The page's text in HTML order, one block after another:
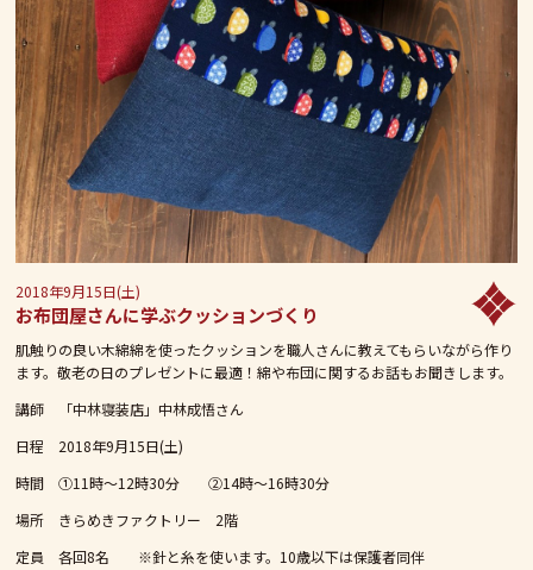
2018年9月15日(土)
お布団屋さんに学ぶクッションづくり
肌触りの良い木綿綿を使ったクッションを職人さんに教えてもらいながら作り
ます。敬老の日のプレゼントに最適！綿や布団に関するお話もお聞きします。
講師 「中林寝装店」中林成悟さん
日程 2018年9月15日(土)
時間 ➀11時～12時30分 ➁14時～16時30分
場所 きらめきファクトリー 2階
定員 各回8名 ※針と糸を使います。10歳以下は保護者同伴